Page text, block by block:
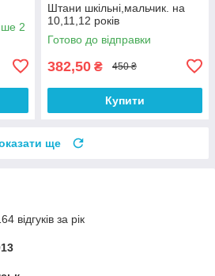
2
Штани шкільні,мальчик. на
10,11,12 років
Готово до відправки
382,50 ₴ 450 ₴
Купити
ще
відгуків за рік